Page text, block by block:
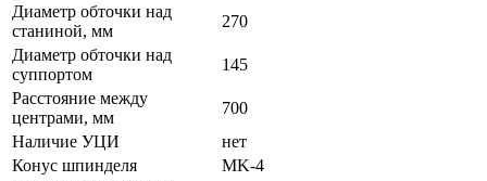
Диаметр обточки над
станиной, мм
270
Диаметр обточки над
суппортом
145
Расстояние между
центрами, мм
700
Наличие УЦИ
нет
Конус шпинделя
MK-4